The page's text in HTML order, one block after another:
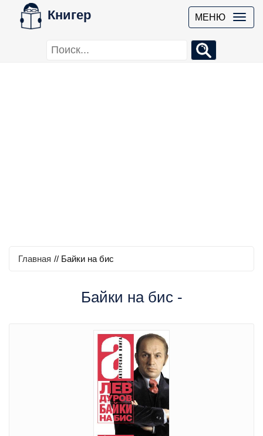
Книгер МЕНЮ
Главная // Байки на бис
Байки на бис -